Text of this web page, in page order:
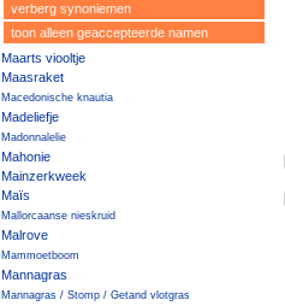
verberg synoniemen
toon alleen geaccepteerde namen
Maarts viooltje
Maasraket
Macedonische knautia
Madeliefje
Madonnalelie
Mahonie
Mainzerkweek
Maïs
Mallorcaanse nieskruid
Malrove
Mammoetboom
Mannagras
Mannagras / Stomp / Getand vlotgras